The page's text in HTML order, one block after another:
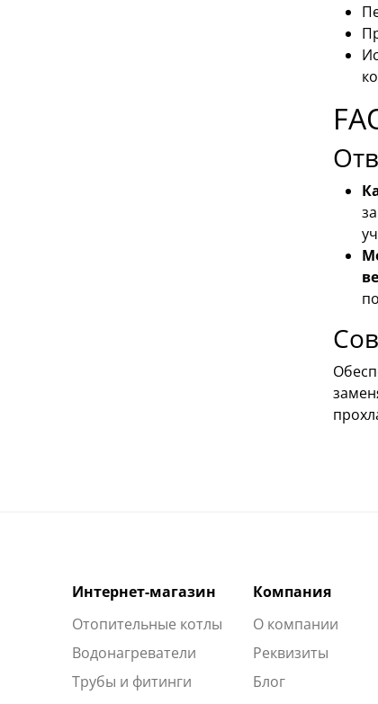
Интернет-магазин
Отопительные котлы
Водонагреватели
Трубы и фитинги
Компания
О компании
Реквизиты
Блог